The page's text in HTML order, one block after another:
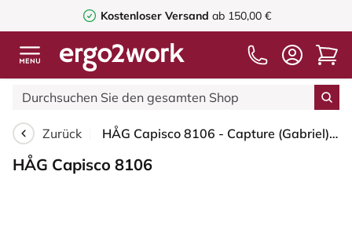
Kostenloser Versand ab 150,00 €
Zurück HÅG Capisco 8106 - Capture (Gabriel) - Wolle / Polyamid - CPT4102 - Light grey - Moss Grey - 150mm (Sitzhöhe 40-55cm) - Harte Rollen für weiche Böden
HÅG Capisco 8106